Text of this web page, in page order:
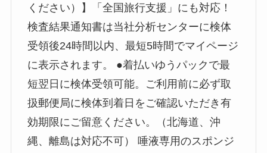
ください）】「全国旅行支援」にも対応！
検査結果通知書は当社分析センターに検体
受領後24時間以内、最短5時間でマイページ
に表示されます。 ●着払いゆうパックで最
短翌日に検体受領可能。ご利用前に必ず取
扱郵便局に検体到着日をご確認いただき有
効期限にご留意ください。（北海道、沖
縄、離島は対応不可） 唾液専用のスポンジ